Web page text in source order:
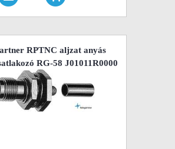
RPTNC aljzat anyás
RG-58 J01011R0000